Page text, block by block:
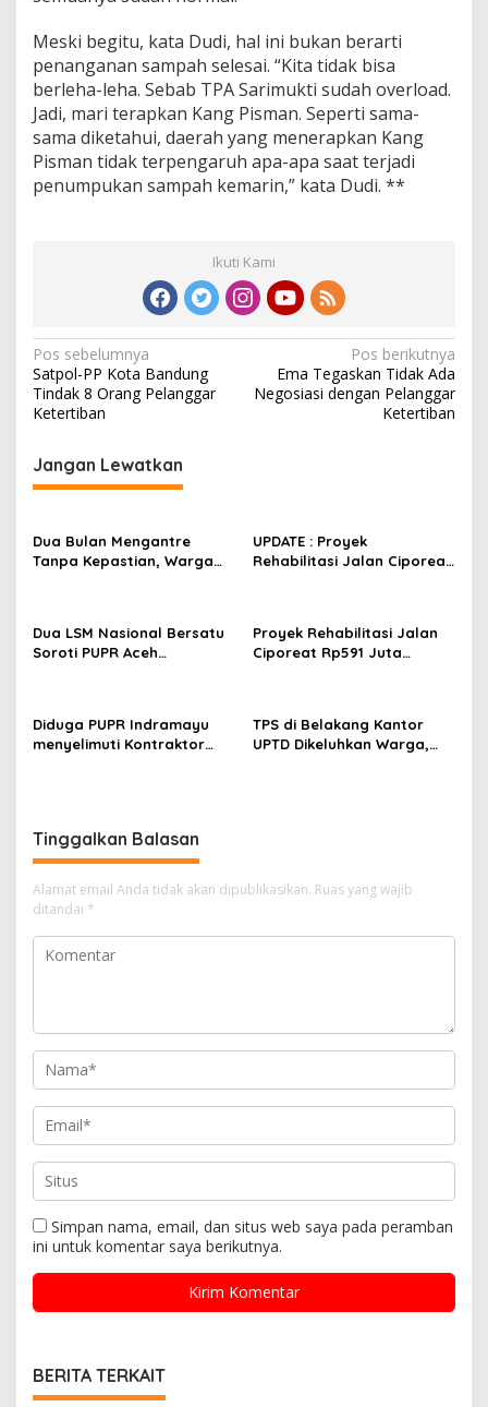
Meski begitu, kata Dudi, hal ini bukan berarti
penanganan sampah selesai. “Kita tidak bisa
berleha-leha. Sebab TPA Sarimukti sudah overload.
Jadi, mari terapkan Kang Pisman. Seperti sama-
sama diketahui, daerah yang menerapkan Kang
Pisman tidak terpengaruh apa-apa saat terjadi
penumpukan sampah kemarin,” kata Dudi. **
Ikuti Kami
N
a
v
i
g
s
i
o
s
Pos sebelumnya
Satpol-PP Kota Bandung
Tindak 8 Orang Pelanggar
Ketertiban
Pos berikutnya
Ema Tegaskan Tidak Ada
Negosiasi dengan Pelanggar
Ketertiban
Jangan Lewatkan
Dua Bulan Mengantre
Tanpa Kepastian, Warga
Ciparay Sebut Blangko
Terbatas
UPDATE : Proyek
Rehabilitasi Jalan Ciporeat
Dua LSM Nasional Bersatu
Soroti PUPR Aceh
Anggaran Rp106 Miliar
Proyek Rehabilitasi Jalan
Ciporeat Rp591 Juta
Penjelasan
Diduga PUPR Indramayu
menyelimuti Kontraktor
TPS di Belakang Kantor
UPTD Dikeluhkan Warga,
Tinggalkan Balasan
Alamat email Anda tidak akan dipublikasikan. Ruas yang wajib
ditandai *
Simpan nama, email, dan situs web saya pada peramban
ini untuk komentar saya berikutnya.
BERITA TERKAIT